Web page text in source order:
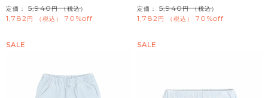
定価： 5,940 （税込）
1,782 税込 70%off
定価： 5,940 （税込）
1,782 税込 70%off
SALE SALE